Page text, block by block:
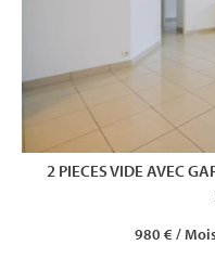
980 € /
2 PIECES VIDE AVEC